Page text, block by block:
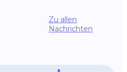
Zu allen
Nachrichten